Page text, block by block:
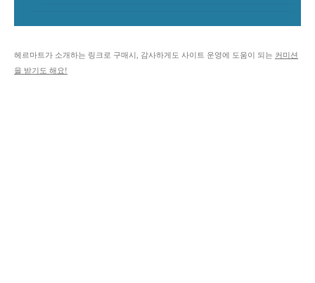
헤르마트가 소개하는 링크로 구매시, 감사하게도 사이트 운영에 도움이 되는 커미션
을 받기도 해요!